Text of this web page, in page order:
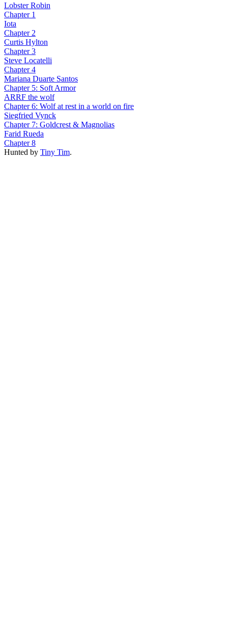
Lobster Robin
Chapter 1
Iota
Chapter 2
Curtis Hylton
Chapter 3
Steve Locatelli
Chapter 4
Mariana Duarte Santos
Chapter 5: Soft Armor
ARRF the wolf
Chapter 6: Wolf at rest in a world on fire
Siegfried Vynck
Chapter 7: Goldcrest & Magnolias
Farid Rueda
Chapter 8
Hunted by Tiny Tim.